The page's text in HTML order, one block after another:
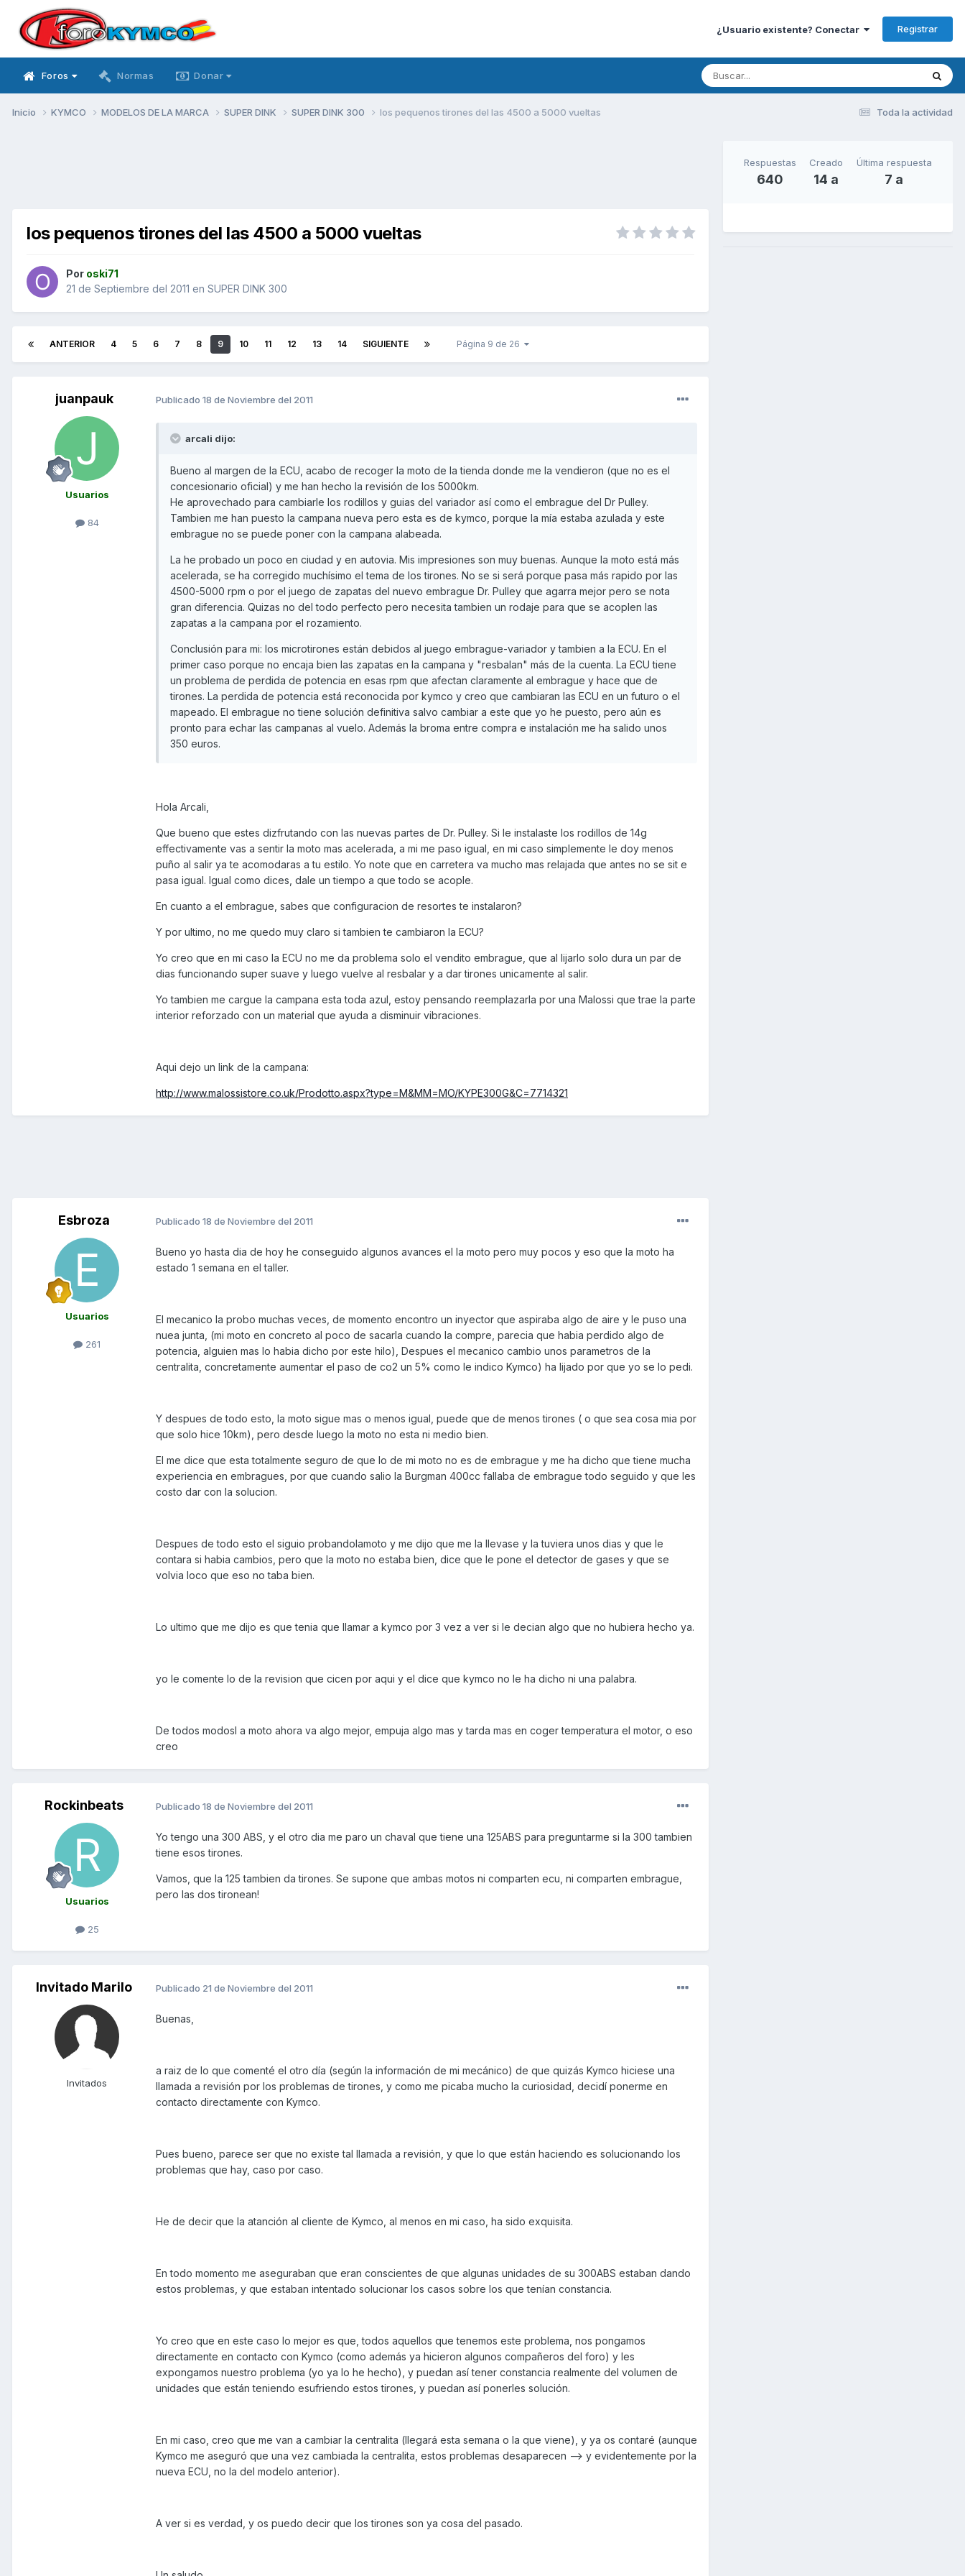
¿Usuario existente? Conectar Registrar
Foros Normas Donar
Toda la actividad
Inicio KYMCO MODELOS DE LA MARCA SUPER DINK SUPER DINK 300 los pequenos tirones del las 4500 a 5000 vueltas
los pequenos tirones del las 4500 a 5000 vueltas
Por oski71
21 de Septiembre del 2011 en SUPER DINK 300
ANTERIOR 4 5 6 7 8 9 10 11 12 13 14 SIGUIENTE Página 9 de 26
juanpauk
Usuarios
84
Publicado 18 de Noviembre del 2011
arcali dijo:
Bueno al margen de la ECU, acabo de recoger la moto de la tienda donde me la vendieron (que no es el
concesionario oficial) y me han hecho la revisión de los 5000km.
He aprovechado para cambiarle los rodillos y guias del variador así como el embrague del Dr Pulley.
Tambien me han puesto la campana nueva pero esta es de kymco, porque la mía estaba azulada y este
embrague no se puede poner con la campana alabeada.
La he probado un poco en ciudad y en autovia. Mis impresiones son muy buenas. Aunque la moto está más
acelerada, se ha corregido muchísimo el tema de los tirones. No se si será porque pasa más rapido por las
4500-5000 rpm o por el juego de zapatas del nuevo embrague Dr. Pulley que agarra mejor pero se nota
gran diferencia. Quizas no del todo perfecto pero necesita tambien un rodaje para que se acoplen las
zapatas a la campana por el rozamiento.
Conclusión para mi: los microtirones están debidos al juego embrague-variador y tambien a la ECU. En el
primer caso porque no encaja bien las zapatas en la campana y "resbalan" más de la cuenta. La ECU tiene
un problema de perdida de potencia en esas rpm que afectan claramente al embrague y hace que de
tirones. La perdida de potencia está reconocida por kymco y creo que cambiaran las ECU en un futuro o el
mapeado. El embrague no tiene solución definitiva salvo cambiar a este que yo he puesto, pero aún es
pronto para echar las campanas al vuelo. Además la broma entre compra e instalación me ha salido unos
350 euros.
Hola Arcali,
Que bueno que estes dizfrutando con las nuevas partes de Dr. Pulley. Si le instalaste los rodillos de 14g
effectivamente vas a sentir la moto mas acelerada, a mi me paso igual, en mi caso simplemente le doy menos
puño al salir ya te acomodaras a tu estilo. Yo note que en carretera va mucho mas relajada que antes no se sit e
pasa igual. Igual como dices, dale un tiempo a que todo se acople.
En cuanto a el embrague, sabes que configuracion de resortes te instalaron?
Y por ultimo, no me quedo muy claro si tambien te cambiaron la ECU?
Yo creo que en mi caso la ECU no me da problema solo el vendito embrague, que al lijarlo solo dura un par de
dias funcionando super suave y luego vuelve al resbalar y a dar tirones unicamente al salir.
Yo tambien me cargue la campana esta toda azul, estoy pensando reemplazarla por una Malossi que trae la parte
interior reforzado con un material que ayuda a disminuir vibraciones.
Aqui dejo un link de la campana:
http://www.malossistore.co.uk/Prodotto.aspx?type=M&MM=MO/KYPE300G&C=7714321
Esbroza
Usuarios
261
Publicado 18 de Noviembre del 2011
Bueno yo hasta dia de hoy he conseguido algunos avances el la moto pero muy pocos y eso que la moto ha
estado 1 semana en el taller.
El mecanico la probo muchas veces, de momento encontro un inyector que aspiraba algo de aire y le puso una
nuea junta, (mi moto en concreto al poco de sacarla cuando la compre, parecia que habia perdido algo de
potencia, alguien mas lo habia dicho por este hilo), Despues el mecanico cambio unos parametros de la
centralita, concretamente aumentar el paso de co2 un 5% como le indico Kymco) ha lijado por que yo se lo pedi.
Y despues de todo esto, la moto sigue mas o menos igual, puede que de menos tirones ( o que sea cosa mia por
que solo hice 10km), pero desde luego la moto no esta ni medio bien.
El me dice que esta totalmente seguro de que lo de mi moto no es de embrague y me ha dicho que tiene mucha
experiencia en embragues, por que cuando salio la Burgman 400cc fallaba de embrague todo seguido y que les
costo dar con la solucion.
Despues de todo esto el siguio probandolamoto y me dijo que me la llevase y la tuviera unos dias y que le
contara si habia cambios, pero que la moto no estaba bien, dice que le pone el detector de gases y que se
volvia loco que eso no taba bien.
Lo ultimo que me dijo es que tenia que llamar a kymco por 3 vez a ver si le decian algo que no hubiera hecho ya.
yo le comente lo de la revision que cicen por aqui y el dice que kymco no le ha dicho ni una palabra.
De todos modosl a moto ahora va algo mejor, empuja algo mas y tarda mas en coger temperatura el motor, o eso
creo
Rockinbeats
Usuarios
25
Publicado 18 de Noviembre del 2011
Yo tengo una 300 ABS, y el otro dia me paro un chaval que tiene una 125ABS para preguntarme si la 300 tambien
tiene esos tirones.
Vamos, que la 125 tambien da tirones. Se supone que ambas motos ni comparten ecu, ni comparten embrague,
pero las dos tironean!
Invitado Marilo
Invitados
Publicado 21 de Noviembre del 2011
Buenas,
a raiz de lo que comenté el otro día (según la información de mi mecánico) de que quizás Kymco hiciese una
llamada a revisión por los problemas de tirones, y como me picaba mucho la curiosidad, decidí ponerme en
contacto directamente con Kymco.
Pues bueno, parece ser que no existe tal llamada a revisión, y que lo que están haciendo es solucionando los
problemas que hay, caso por caso.
He de decir que la atanción al cliente de Kymco, al menos en mi caso, ha sido exquisita.
En todo momento me aseguraban que eran conscientes de que algunas unidades de su 300ABS estaban dando
estos problemas, y que estaban intentado solucionar los casos sobre los que tenían constancia.
Yo creo que en este caso lo mejor es que, todos aquellos que tenemos este problema, nos pongamos
directamente en contacto con Kymco (como además ya hicieron algunos compañeros del foro) y les
expongamos nuestro problema (yo ya lo he hecho), y puedan así tener constancia realmente del volumen de
unidades que están teniendo esufriendo estos tirones, y puedan así ponerles solución.
En mi caso, creo que me van a cambiar la centralita (llegará esta semana o la que viene), y ya os contaré (aunque
Kymco me aseguró que una vez cambiada la centralita, estos problemas desaparecen --> y evidentemente por la
nueva ECU, no la del modelo anterior).
A ver si es verdad, y os puedo decir que los tirones son ya cosa del pasado.
Respuestas
640
Creado
14 a
Última respuesta
7 a